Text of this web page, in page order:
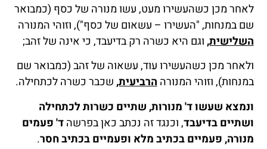
לאחר מכן כשהעשירו מעט, עשו מנורה של כסף (כמבואר
שם במנחות, "העשירו – עשאום של כסף"), וזוהי המנורה
השלישית,וגם היא כשרה רק בדיעבד, כי אינה של זהב;
ולאחר מכן כשהעשירו עוד, עשאוה של זהב (כמבואר שם
במנחות), וזוהי המנורההרביעית,שכבר כשרה לכתחילה.
ונמצא שעשו ד' מנורות, שתיים כשרות לכתחילה
ושתיים בדיעבד, וכנגד זה נכתב כאן בפרשהד' פעמים
מנורה, פעמיים בכתיב מלא ופעמיים בכתיב חסר.